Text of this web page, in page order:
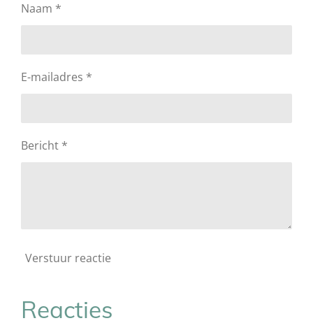
Naam *
E-mailadres *
Bericht *
Verstuur reactie
Reacties